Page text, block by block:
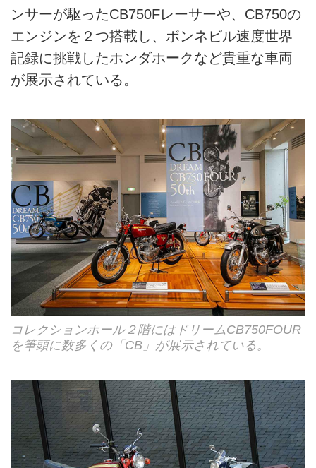
ンサーが駆ったCB750Fレーサーや、CB750の
エンジンを２つ搭載し、ボンネビル速度世界
記録に挑戦したホンダホークなど貴重な車両
が展示されている。
コレクションホール２階にはドリームCB750FOUR
を筆頭に数多くの「CB」が展示されている。